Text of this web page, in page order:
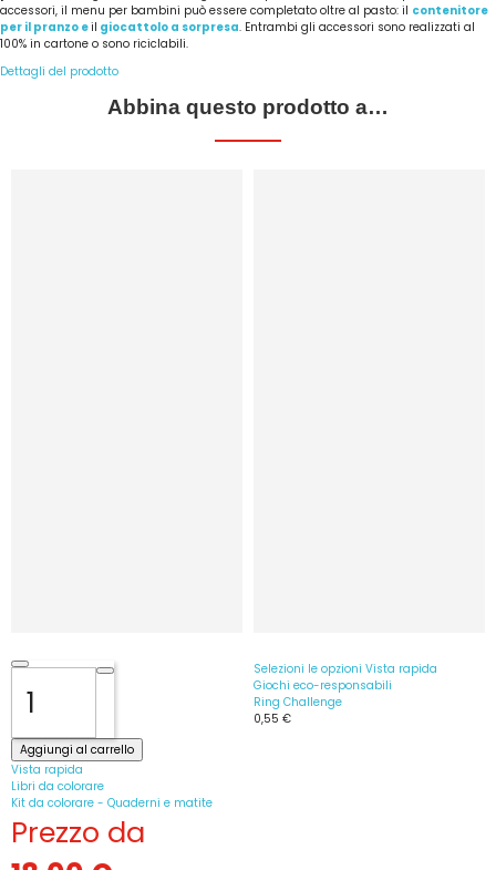
accessori, il menu per bambini può essere completato oltre al pasto: il contenitore
per il pranzo eil giocattolo a sorpresa. Entrambi gli accessori sono realizzati al
100% in cartone o sono riciclabili.
Dettagli del prodotto
Abbina questo prodotto a…
Aggiungi al carrello
Vista rapida
Libri da colorare
Kit da colorare - Quaderni e matite
Prezzo da
Selezioni le opzioni Vista rapida
Giochi eco-responsabili
Ring Challenge
0,55 €